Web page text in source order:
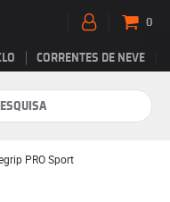
CORRENTES DE NEVE
0
PRO Sport